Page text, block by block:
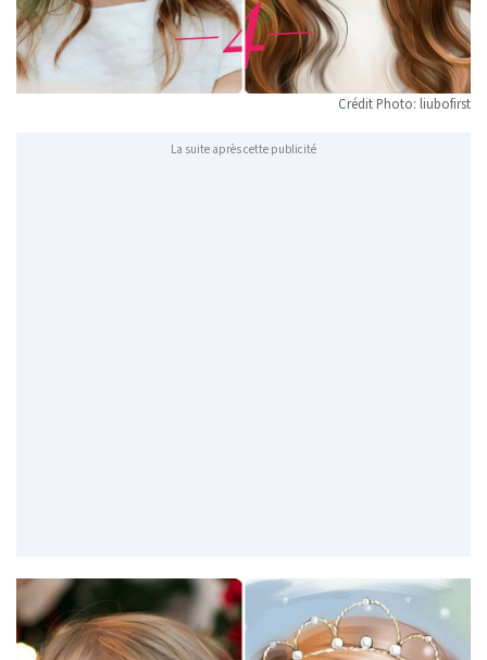
Crédit Photo: liubofirst
La suite après cette publicité